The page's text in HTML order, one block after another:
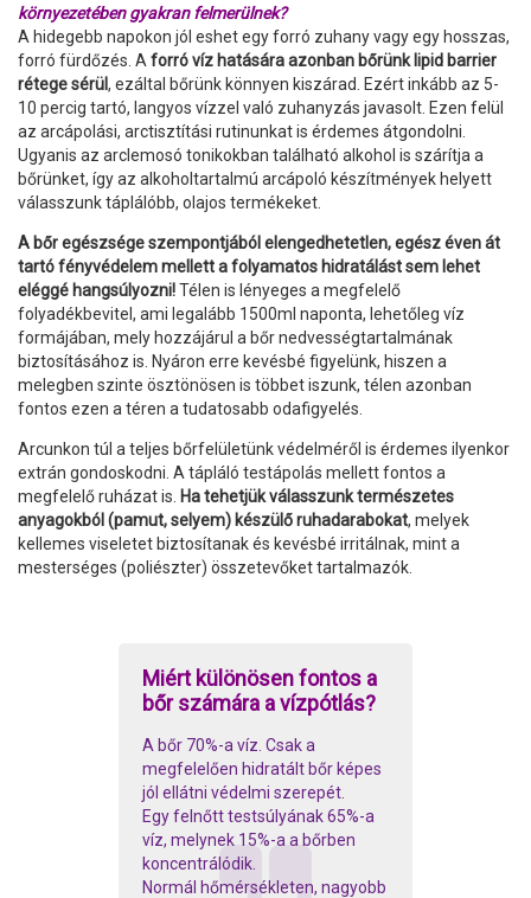
környezetében gyakran felmerülnek?
A hidegebb napokon jól eshet egy forró zuhany vagy egy hosszas,
forró fürdőzés. A forró víz hatására azonban bőrünk lipid barrier
rétege sérül, ezáltal bőrünk könnyen kiszárad. Ezért inkább az 5-
10 percig tartó, langyos vízzel való zuhanyzás javasolt. Ezen felül
az arcápolási, arctisztítási rutinunkat is érdemes átgondolni.
Ugyanis az arclemosó tonikokban található alkohol is szárítja a
bőrünket, így az alkoholtartalmú arcápoló készítmények helyett
válasszunk táplálóbb, olajos termékeket.
A bőr egészsége szempontjából elengedhetetlen, egész éven át
tartó fényvédelem mellett a folyamatos hidratálást sem lehet
eléggé hangsúlyozni!Télen is lényeges a megfelelő
folyadékbevitel, ami legalább 1500ml naponta, lehetőleg víz
formájában, mely hozzájárul a bőr nedvességtartalmának
biztosításához is. Nyáron erre kevésbé figyelünk, hiszen a
melegben szinte ösztönösen is többet iszunk, télen azonban
fontos ezen a téren a tudatosabb odafigyelés.
Arcunkon túl a teljes bőrfelületünk védelméről is érdemes ilyenkor
extrán gondoskodni. A tápláló testápolás mellett fontos a
megfelelő ruházat is. Ha tehetjük válasszunk természetes
anyagokból (pamut, selyem) készülő ruhadarabokat, melyek
kellemes viseletet biztosítanak és kevésbé irritálnak, mint a
mesterséges (poliészter) összetevőket tartalmazók.
Miért különösen fontos a
bőr számára a vízpótlás?
A bőr 70%-a víz. Csak a
megfelelően hidratált bőr képes
jól ellátni védelmi szerepét.
Egy felnőtt testsúlyának 65%-a
víz, melynek 15%-a a bőrben
koncentrálódik.
Normál hőmérsékleten, nagyobb